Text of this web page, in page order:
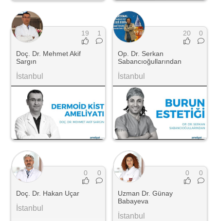
19 1
Doç. Dr. Mehmet Akif
Sargın
İstanbul
20 0
Op. Dr. Serkan
Sabancıoğullarından
İstanbul
0 0
Doç. Dr. Hakan Uçar
İstanbul
0 0
Uzman Dr. Günay
Babayeva
İstanbul